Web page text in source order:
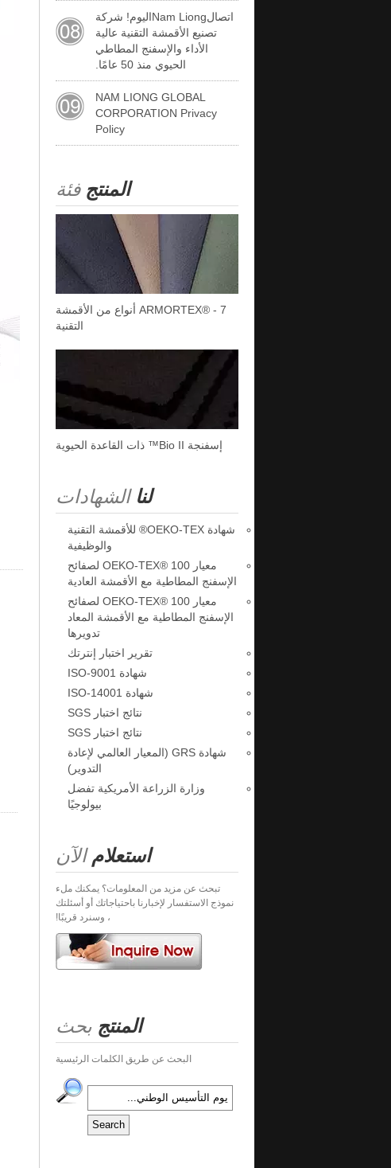
اتصالNam Liongاليوم! شركة
تصنيع الأقمشة التقنية عالية
الأداء والإسفنج المطاطي
الحيوي منذ 50 عامًا.
NAM LIONG GLOBAL
CORPORATION Privacy
Policy
المنتج فئة
ARMORTEX® - 7 أنواع من الأقمشة
التقنية
إسفنجة Bio II™ ذات القاعدة الحيوية
لنا الشهادات
شهادة OEKO-TEX® للأقمشة التقنية
والوظيفية
معيار OEKO-TEX® 100 لصفائح
الإسفنج المطاطية مع الأقمشة العادية
معيار OEKO-TEX® 100 لصفائح
الإسفنج المطاطية مع الأقمشة المعاد
تدويرها
تقرير اختبار إنترتك
شهادة ISO-9001
شهادة ISO-14001
نتائج اختبار SGS
نتائج اختبار SGS
شهادة GRS (المعيار العالمي لإعادة
التدوير)
وزارة الزراعة الأمريكية تفضل
بيولوجيًا
استعلام الآن
تبحث عن مزيد من المعلومات؟ يمكنك ملء
نموذج الاستفسار لإخبارنا باحتياجاتك أو أسئلتك
، وسنرد قريبًا!
المنتج بحث
البحث عن طريق الكلمات الرئيسية